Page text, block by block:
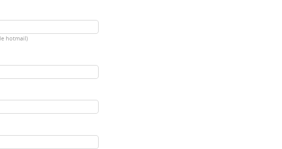
hotmail)